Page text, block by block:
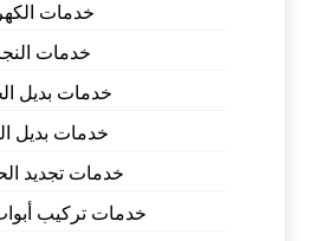
خدمات
خدمات
خدمات بديل
خدمات بديل
خدمات تجديد
خدمات تركيب